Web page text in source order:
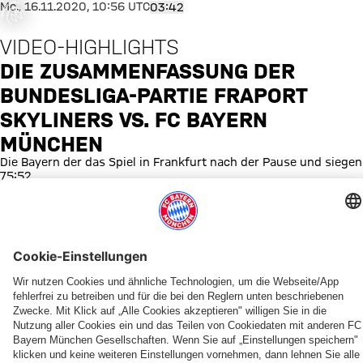
Die Zusammenfassung der
ist
occurred,
try again
later.
Mo., 16.11.2020, 10:56 UTC03:42
VIDEO-HIGHLIGHTS
DIE ZUSAMMENFASSUNG DER
BUNDESLIGA-PARTIE FRAPORT
SKYLINERS VS. FC BAYERN
MÜNCHEN
Die Bayern der das Spiel in Frankfurt nach der Pause und siegen
75:52.
WEITERE VIDEOS
YOUTUBE
Willkommen
Tobias
&
Johannes
YOUTUBE
Best
of
One
Team
YOUTUBE
Top
10
Plays
der
YOUTUBE
Die
Highlights
vom
fünften
YOUTUBE
Die
Highlights
vom
vierten
Die
Highlights
vom
dritten
FCBB
Quiz
Recap
Finale
1
&